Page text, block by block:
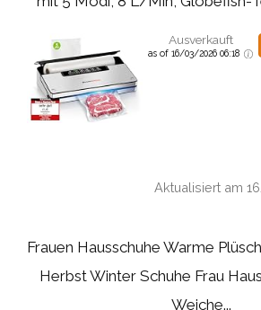
Ausverkauft
as of 16/03/2026 06:18
Aktualisiert am
Frauen Hausschuhe Warme
Herbst Winter Schuhe Frau
Weiche...